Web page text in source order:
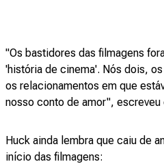
"Os bastidores das filmagens
'história de cinema'. Nós dois,
os relacionamentos em que
nosso conto de amor", escreveu
Huck ainda lembra que caiu de
início das filmagens: